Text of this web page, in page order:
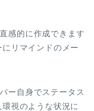
感的に作成できます
リマインドのメー
ー自身でステータス
視のような状況に